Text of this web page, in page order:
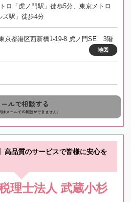
ロ「虎ノ門駅」徒歩5分、東京メトロ
ズ駅」徒歩4分
京都港区西新橋1-19-8 虎ノ門SE 3階
地図
ールで相談する
はメールでの相談ができません。
高品質のサービスで皆様に安心を
理士法人 武蔵小杉